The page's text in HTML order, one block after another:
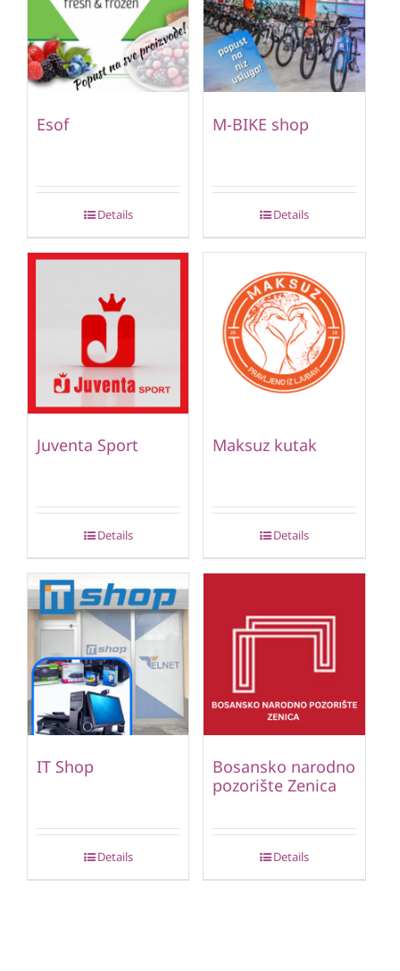
Esof
Details
M-BIKE shop
Details
Juventa Sport
Details
Maksuz kutak
Details
IT Shop
Details
Bosansko narodno
pozorište Zenica
Details